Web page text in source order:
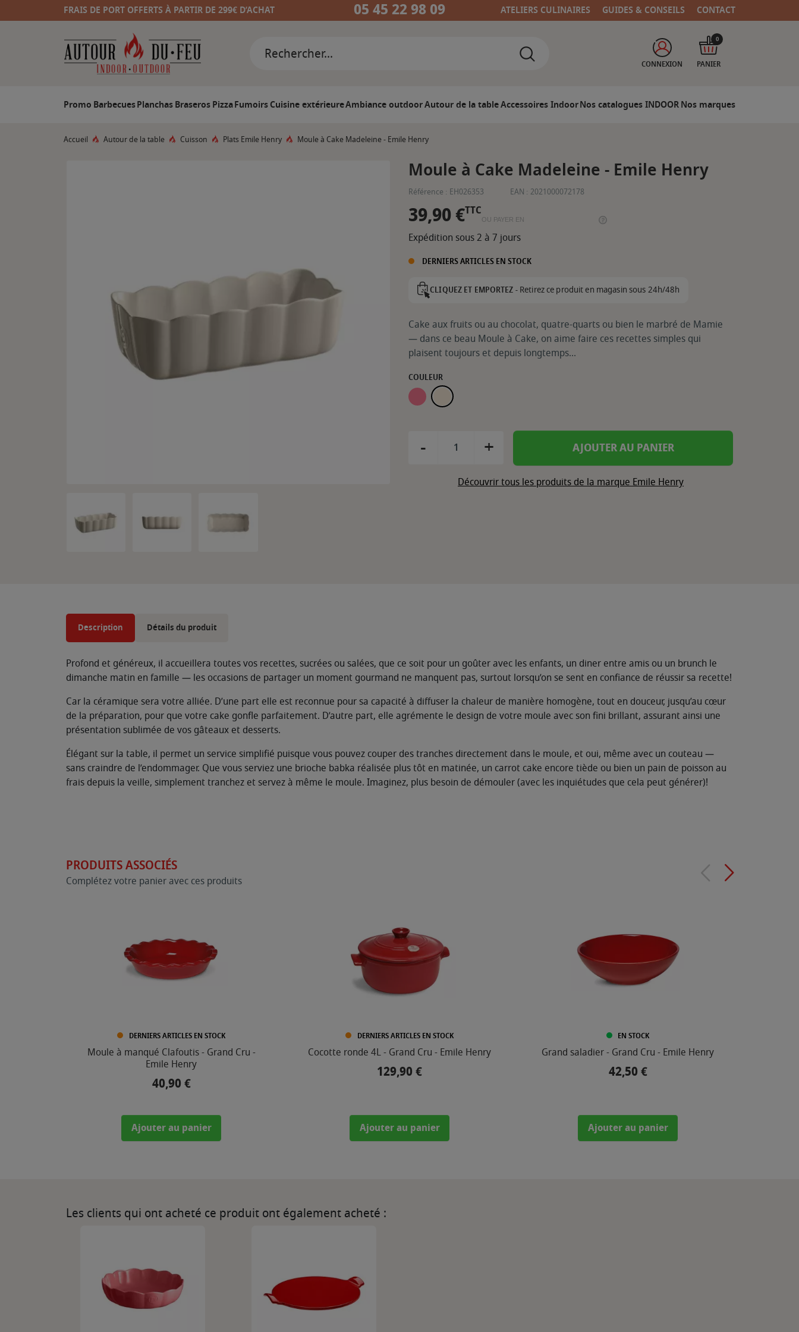
FRAIS DE PORT OFFERTS À PARTIR DE 299€ D’ACHAT 05 45 22 98 09 ATELIERS CULINAIRES GUIDES & CONSEILS CONTACT
CONNEXION PANIER
0
Promo BarbecuesPlanchasBraserosPizzaFumoirsCuisine extérieureAmbiance outdoorAutour de la tableAccessoires IndoorNos catalogues INDOORNos marques
Accueil Autour de la table Cuisson Plats Emile Henry Moule à Cake Madeleine - Emile Henry
Moule à Cake Madeleine - Emile Henry
Référence : EH026353 EAN : 2021000072178
39,90 €TTC
OU PAYER EN
Expédition sous 2 à 7 jours
DERNIERS ARTICLES EN STOCK
CLIQUEZ ET EMPORTEZ -Retirez ce produit en magasin sous 24h/48h
Cake aux fruits ou au chocolat, quatre-quarts ou bien le marbré de Mamie
— dans ce beau Moule à Cake, on aime faire ces recettes simples qui
plaisent toujours et depuis longtemps...
COULEUR
ROSE CANDY
ARGILE
- + AJOUTER AU PANIER
Découvrir tous les produits de la marque Emile Henry
Description Détails du produit
Profond et généreux, il accueillera toutes vos recettes, sucrées ou salées, que ce soit pour un goûter avec les enfants, un diner entre amis ou un brunch le
dimanche matin en famille — les occasions de partager un moment gourmand ne manquent pas, surtout lorsqu’on se sent en confiance de réussir sa recette!
Car la céramique sera votre alliée. D’une part elle est reconnue pour sa capacité à diffuser la chaleur de manière homogène, tout en douceur, jusqu’au cœur
de la préparation, pour que votre cake gonfle parfaitement. D’autre part, elle agrémente le design de votre moule avec son fini brillant, assurant ainsi une
présentation sublimée de vos gâteaux et desserts.
Élégant sur la table, il permet un service simplifié puisque vous pouvez couper des tranches directement dans le moule, et oui, même avec un couteau —
sans craindre de l’endommager. Que vous serviez une brioche babka réalisée plus tôt en matinée, un carrot cake encore tiède ou bien un pain de poisson au
frais depuis la veille, simplement tranchez et servez à même le moule. Imaginez, plus besoin de démouler (avec les inquiétudes que cela peut générer)!
PRODUITS ASSOCIÉS
Complétez votre panier avec ces produits
DERNIERS ARTICLES EN STOCK
Moule à manqué Clafoutis - Grand Cru -
Emile Henry
Prix
40,90 €
Ajouter au panier
DERNIERS ARTICLES EN STOCK
Cocotte ronde 4L - Grand Cru - Emile Henry
Prix
129,90 €
Ajouter au panier
EN STOCK
Grand saladier - Grand Cru - Emile Henry
Prix
42,50 €
Ajouter au panier
Les clients qui ont acheté ce produit ont également acheté :